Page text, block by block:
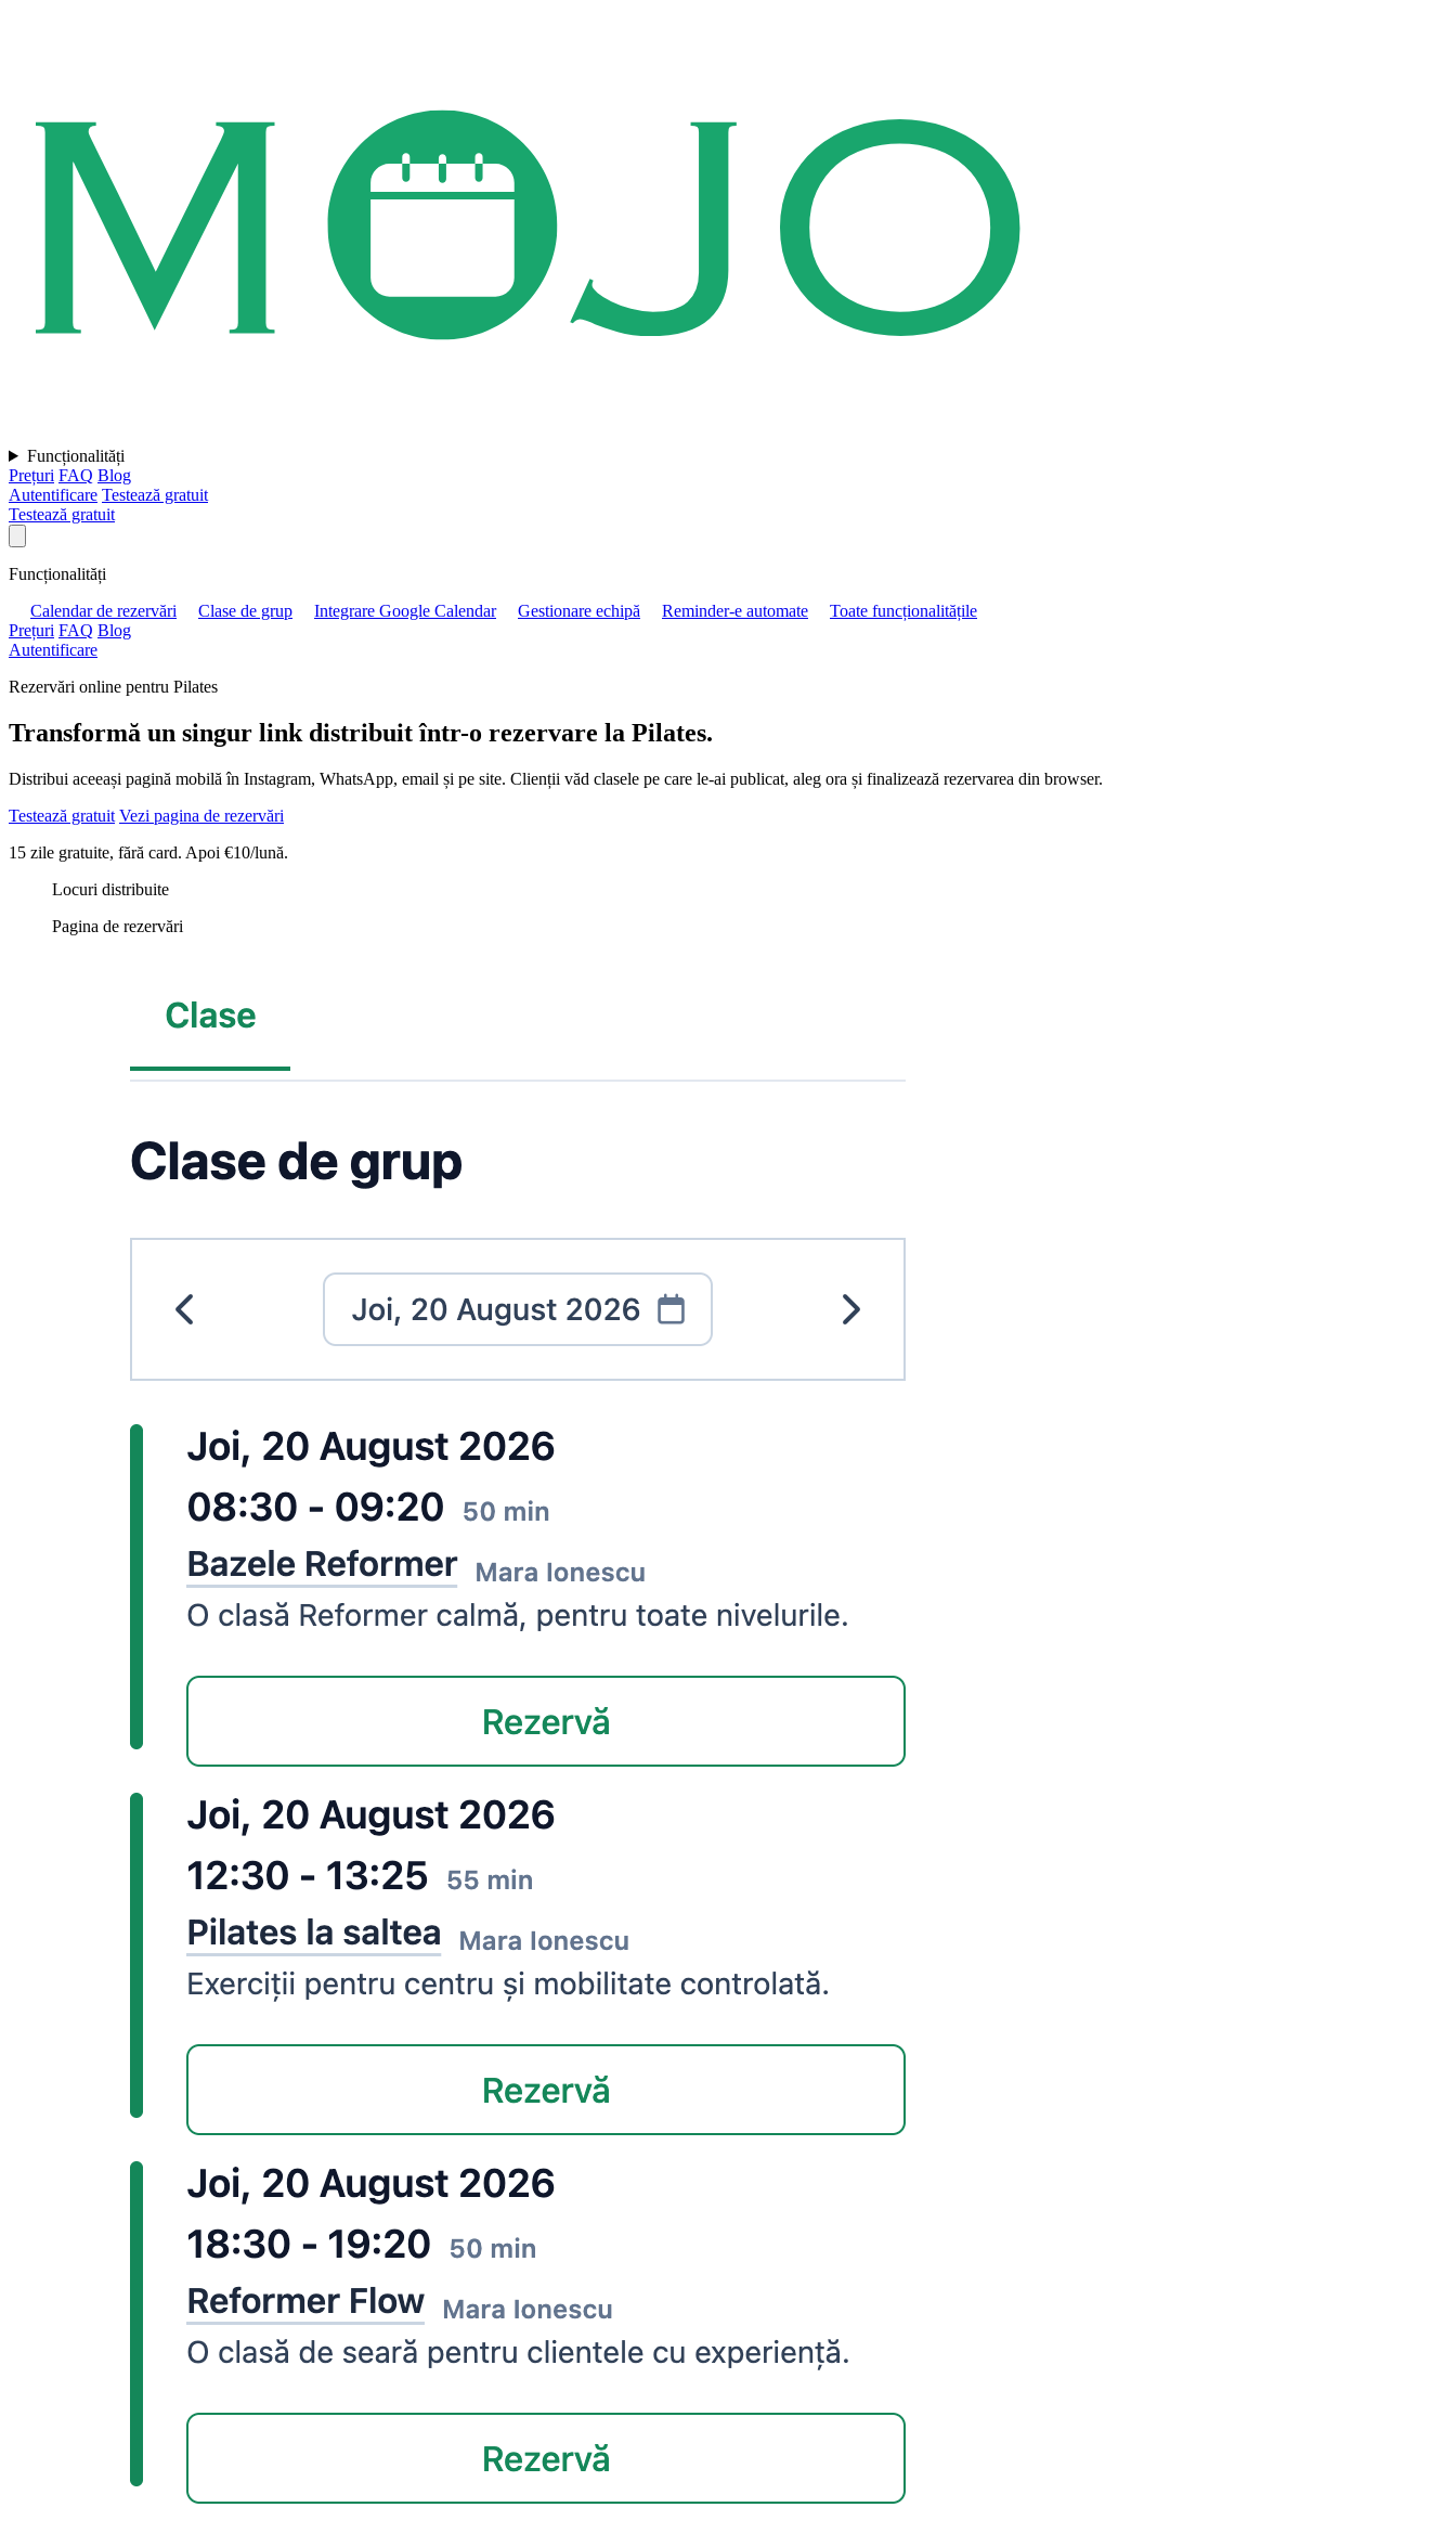
Funcționalități
Prețuri FAQ Blog
Autentificare Testează gratuit
Testează gratuit
Funcționalități
Calendar de rezervări
Clase de grup Integrare Google Calendar Gestionare echipă Reminder-e automate
Toate funcționalitățile
Prețuri FAQ Blog
Autentificare
Rezervări online pentru Pilates
Transformă un singur link distribuit într-o rezervare la Pilates.
Distribui aceeași pagină mobilă în Instagram, WhatsApp, email și pe site. Clienții văd clasele pe care le-ai publicat, aleg ora și finalizează rezervarea din browser.
Testează gratuit Vezi pagina de rezervări
15 zile gratuite, fără card. Apoi €10/lună.
Locuri distribuite
Pagina de rezervări